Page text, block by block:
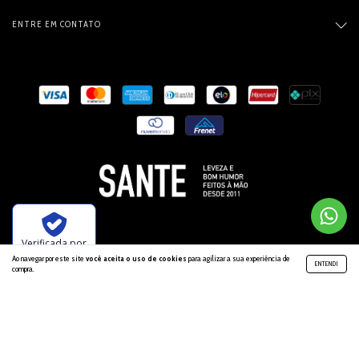
Ao navegar por este site você aceita o uso de cookies para agilizar a sua experiência de
compra.
ENTENDI
ENTRE EM CONTATO
Verificada por